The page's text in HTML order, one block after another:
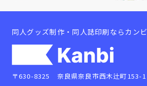
同人グッズ制作・同人誌印刷ならカンビ
〒630-8325 奈良県奈良市西木辻町153-1